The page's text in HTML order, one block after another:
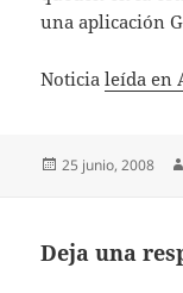
una aplicación
Noticialeída en
Publicado
25 junio, 2008
Deja una